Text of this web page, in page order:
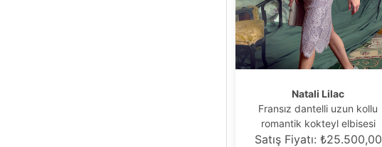
Natali Lilac
Fransız dantelli uzun kollu
romantik kokteyl elbisesi
Satış Fiyatı: ₺25.500,00